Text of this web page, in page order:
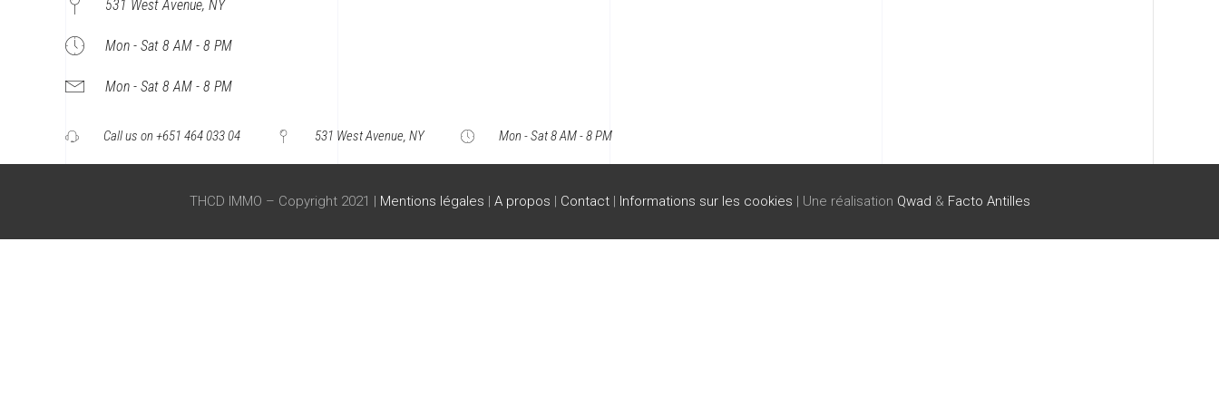
531 West Avenue, NY
Mon - Sat 8 AM - 8 PM
Mon - Sat 8 AM - 8 PM
Call us on +651 464 033 04 531 West Avenue, NY Mon - Sat 8 AM - 8 PM
THCD IMMO – Copyright 2021 | Mentions légales | A propos | Contact| Informations sur les cookies | Une réalisation Qwad & Facto Antilles